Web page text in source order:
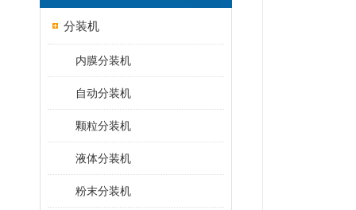
分装机
内膜分装机
自动分装机
颗粒分装机
液体分装机
粉末分装机